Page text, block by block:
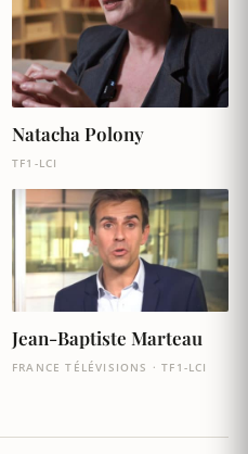
Natacha Polony
TF1-LCI
Jean-Baptiste Marteau
FRANCE TÉLÉVISIONS · TF1-LCI